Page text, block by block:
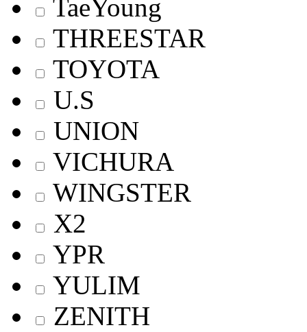
TaeYoung
THREESTAR
TOYOTA
U.S
UNION
VICHURA
WINGSTER
X2
YPR
YULIM
ZENITH